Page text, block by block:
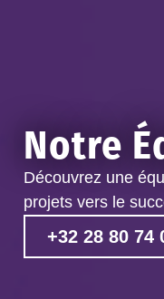
Notre
Découvrez une
projets vers le
+32 28 80 74